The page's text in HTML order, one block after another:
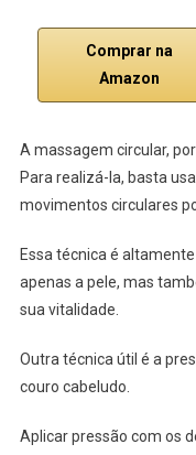
Comprar na
Amazon
A massagem circular,
Para realizá-la, basta
movimentos circulares
Essa técnica é
apenas a pele, mas
sua vitalidade.
Outra técnica útil é a
couro cabeludo.
Aplicar pressão com os